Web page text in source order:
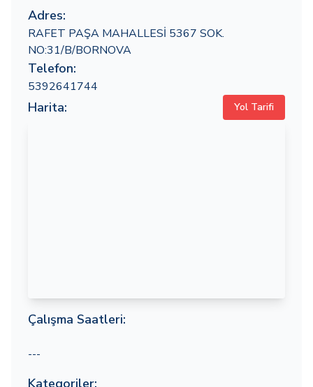
Adres:
RAFET PAŞA MAHALLESİ 5367 SOK.
NO:31/B/BORNOVA
Telefon:
5392641744
Harita: Yol Tarifi
Çalışma Saatleri:
---
Kategoriler: